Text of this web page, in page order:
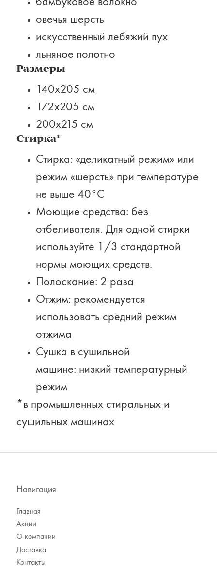
овечья шерсть
искусственный лебяжий пух
льняное полотно
Размеры
140х205 см
172х205 см
200х215 см
Стирка*
Стирка: «деликатный режим» или
режим «шерсть» при температуре
не выше 40°С
Моющие средства: без
отбеливателя. Для одной стирки
используйте 1/3 стандартной
нормы моющих средств.
Полоскание: 2 раза
Отжим: рекомендуется
использовать средний режим
отжима
Сушка в сушильной
машине: низкий температурный
режим
*в промышленных стиральных и
сушильных машинах
Навигация
Главная
Акции
О компании
Доставка
Контакты